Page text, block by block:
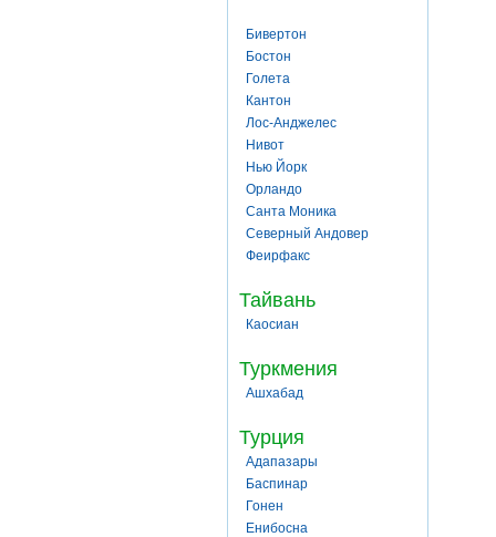
Бивертон
Бостон
Голета
Кантон
Лос-Анджелес
Нивот
Нью Йорк
Орландо
Санта Моника
Северный Андовер
Феирфакс
Тайвань
Каосиан
Туркмения
Ашхабад
Турция
Адапазары
Баспинар
Гонен
Енибосна